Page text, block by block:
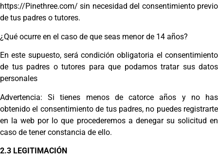
https://Pinethree.com/ sin necesidad del consentimiento previo
de tus padres o tutores.
¿Qué ocurre en el caso de que seas menor de 14 años?
En este supuesto, será condición obligatoria el consentimiento
de tus padres o tutores para que podamos tratar sus datos
personales
Advertencia: Si tienes menos de catorce años y no has
obtenido el consentimiento de tus padres, no puedes registrarte
en la web por lo que procederemos a denegar su solicitud en
caso de tener constancia de ello.
2.3 LEGITIMACIÓN